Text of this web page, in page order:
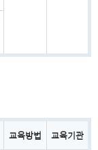
교육방법 교육기관